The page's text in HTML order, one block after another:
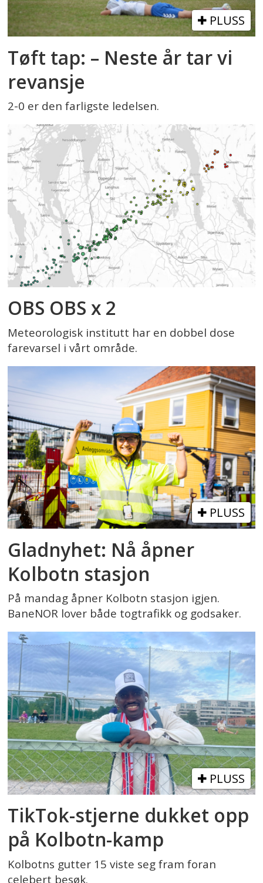
PLUSS
Tøft tap: – Neste år tar vi
revansje
2-0 er den farligste ledelsen.
OBS OBS x 2
Meteorologisk institutt har en dobbel dose
farevarsel i vårt område.
PLUSS
Gladnyhet: Nå åpner
Kolbotn stasjon
På mandag åpner Kolbotn stasjon igjen.
BaneNOR lover både togtrafikk og godsaker.
PLUSS
TikTok-stjerne dukket opp
på Kolbotn-kamp
Kolbotns gutter 15 viste seg fram foran
celebert besøk.